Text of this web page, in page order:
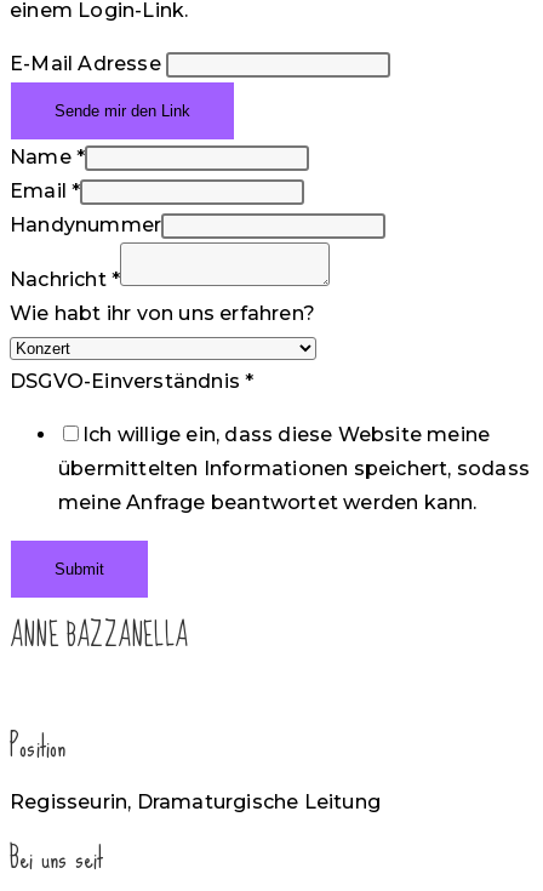
einem Login-Link.
E-Mail Adresse
Name *
Email*
Handynummer
Nachricht *
Wie habt ihr von uns erfahren?
DSGVO-Einverständnis*
Ich willige ein, dass diese Website meine
übermittelten Informationen speichert, sodass
meine Anfrage beantwortet werden kann.
Submit
ANNE BAZZANELLA
Position
Regisseurin, Dramaturgische Leitung
Bei uns seit